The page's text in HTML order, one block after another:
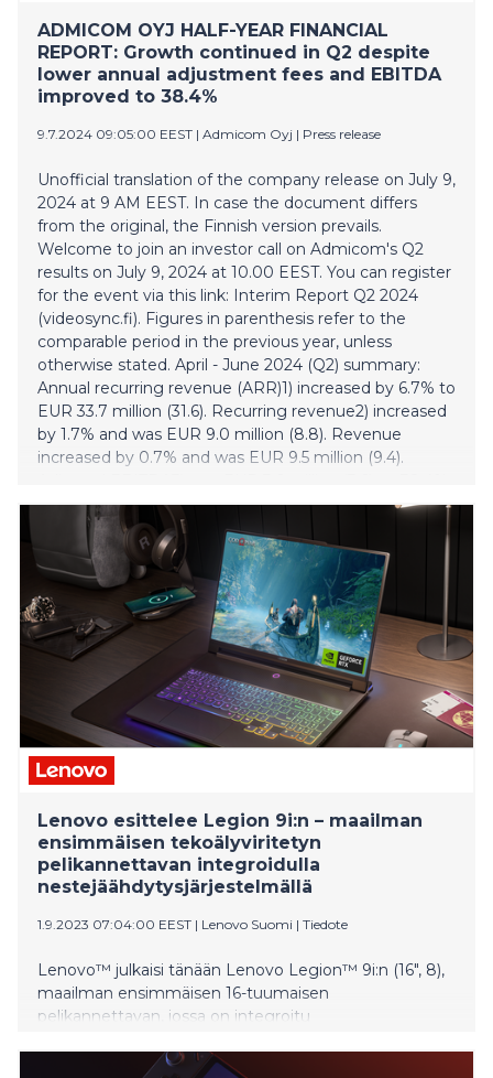
ADMICOM OYJ HALF-YEAR FINANCIAL
REPORT: Growth continued in Q2 despite
lower annual adjustment fees and EBITDA
improved to 38.4%
9.7.2024 09:05:00 EEST | Admicom Oyj | Press release
Unofficial translation of the company release on July 9,
2024 at 9 AM EEST. In case the document differs
from the original, the Finnish version prevails.
Welcome to join an investor call on Admicom's Q2
results on July 9, 2024 at 10.00 EEST. You can register
for the event via this link: Interim Report Q2 2024
(videosync.fi). Figures in parenthesis refer to the
comparable period in the previous year, unless
otherwise stated. April - June 2024 (Q2) summary:
Annual recurring revenue (ARR)1) increased by 6.7% to
EUR 33.7 million (31.6). Recurring revenue2) increased
by 1.7% and was EUR 9.0 million (8.8). Revenue
increased by 0.7% and was EUR 9.5 million (9.4).
of revenue (38.1%). There were no adjustments to
EBITDA in the second quarter. Adjusted EBIT3) was
EUR 2.7 million (2.8), or 28.4% of revenue (30.1%).
Earnings per share were EUR 0.38 (0.42). Admicom
signed a contract with a large Swedish construction
company operating in the Nord
Lenovo esittelee Legion 9i:n – maailman
ensimmäisen tekoälyviritetyn
pelikannettavan integroidulla
nestejäähdytysjärjestelmällä
1.9.2023 07:04:00 EEST | Lenovo Suomi | Tiedote
Lenovo™ julkaisi tänään Lenovo Legion™ 9i:n (16", 8),
maailman ensimmäisen 16-tuumaisen
pelikannettavan, jossa on integroitu
täydentää Legion-mallistoa, johon kuuluvat myös